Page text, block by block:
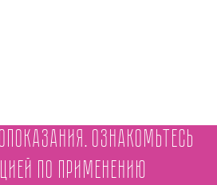
Ознакомьтесь
по применению